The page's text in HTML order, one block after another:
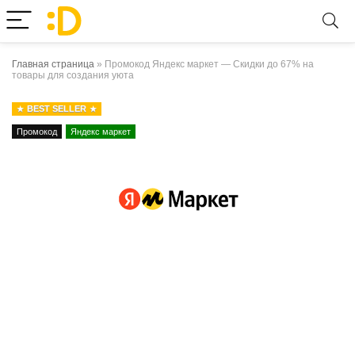
Главная страница » Промокод Яндекс маркет — Скидки до 67% на
товары для создания уюта
BEST SELLER
Промокод Яндекс маркет